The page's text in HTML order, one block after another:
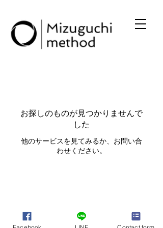
お探しのものが見つかりませんで
した
他のサービスを見てみるか、お問い合
わせください。